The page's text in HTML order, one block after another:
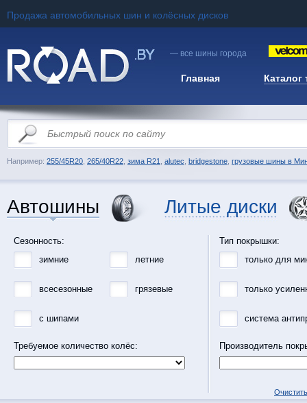
Продажа автомобильных шин и колёсных дисков
— все шины города
Главная Каталог
Например: 255/45R20 265/40R22 зима R21 alutec bridgestone грузовые шины в
Автошины Литые диски
Сезонность:
зимние
летние
всесезонные грязевые
с шипами
Требуемое количество колёс:
Тип покрышки:
только для
только
система
Производитель